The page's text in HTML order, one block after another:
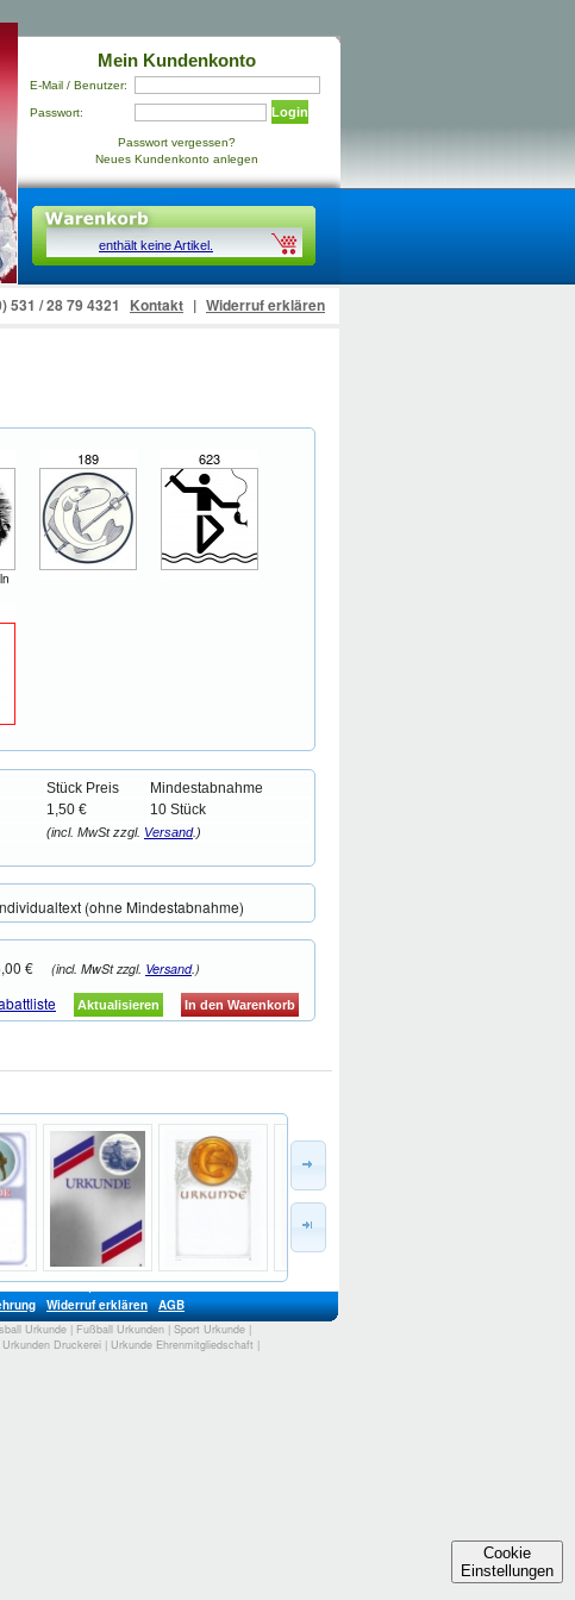
Mein Kundenkonto
E-Mail / Benutzer:
Passwort: Login
Passwort vergessen?
Neues Kundenkonto anlegen
enthält keine Artikel.
531 / 28 79 4321 Kontakt | Widerruf erklären
189 623
Stück Preis
Mindestabnahme
1,50 € 10 Stück
(incl. MwSt zzgl. Versand.)
(ohne Mindestabnahme)
€ (incl. MwSt zzgl. Versand.)
Aktualisieren In den Warenkorb
Widerruf erklären AGB
Cookie
Einstellungen
Urkunde | Fußball Urkunden | Sport Urkunde |
Urkunden Druckerei | Urkunde Ehrenmitgliedschaft |